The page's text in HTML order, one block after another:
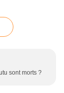
sont morts ?